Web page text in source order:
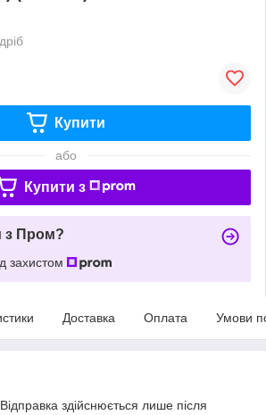
Купити
або
Купити з
з Пром?
захистом
Доставка Оплата Умови
здійснюється лише після